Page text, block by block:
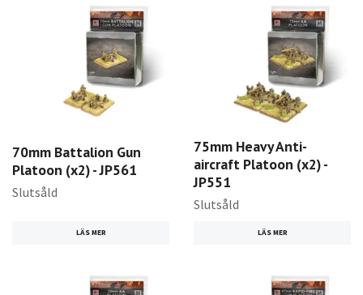
70mm Battalion Gun
Platoon (x2) - JP561
Slutsåld
LÄS MER
75mm Heavy Anti-
aircraft Platoon (x2) -
JP551
Slutsåld
LÄS MER